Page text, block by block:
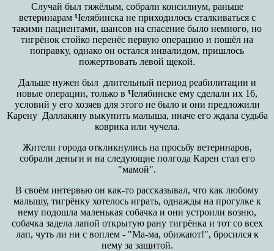
Случай был тяжёлым, собрали консилиум, раньше
ветеринарам Челябинска не приходилось сталкиваться с
такими пациентами, шансов на спасение было немного, но
тигрёнок стойко перенёс первую операцию и пошёл на
поправку, однако он остался инвалидом, пришлось
пожертвовать левой щекой.
Дальше нужен был длительный период реабилитации и
новые операции, только в Челябинске ему сделали их 16,
условий у его хозяев для этого не было и они предложили
Карену Даллакяну выкупить малыша, иначе его ждала судьба
коврика или чучела.
Жители города откликнулись на просьбу ветеринаров,
собрали деньги и на следующие полгода Карен стал его
"мамой".
В своём интервью он как-то рассказывал, что как любому
малышу, тигрёнку хотелось играть, однажды на прогулке к
нему подошла маленькая собачка и они устроили возню,
собачка задела лапой открытую рану тигрёнка и тот со всех
лап, чуть ли ни с воплем - "Ма-ма, обижают!", бросился к
нему за защитой.